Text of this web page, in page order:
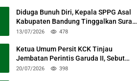
Diduga Bunuh Diri, Kepala SPPG Asal
Kabupaten Bandung Tinggalkan Surat
Permohonan Maaf
13/07/2026 478
Ketua Umum Persit KCK Tinjau
Jembatan Perintis Garuda II, Sebut
Simbol Kebersamaan TNI dan Rakyat
20/07/2026 398